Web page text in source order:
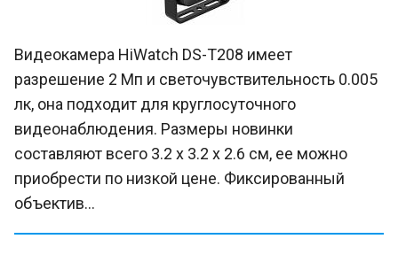
Видеокамера HiWatch DS-T208 имеет
разрешение 2 Мп и светочувствительность 0.005
лк, она подходит для круглосуточного
видеонаблюдения. Размеры новинки
составляют всего 3.2 х 3.2 х 2.6 см, ее можно
приобрести по низкой цене. Фиксированный
объектив...